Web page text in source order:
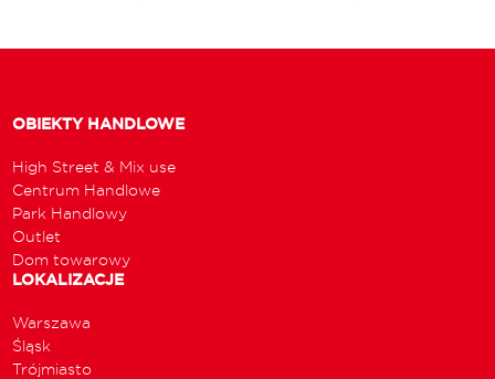
OBIEKTY HANDLOWE
High Street & Mix use
Centrum Handlowe
Park Handlowy
Outlet
Dom towarowy
LOKALIZACJE
Warszawa
Śląsk
Trójmiasto